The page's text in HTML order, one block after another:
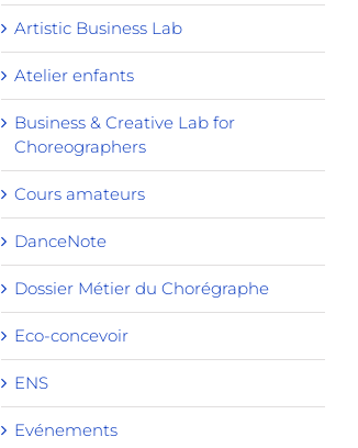
Artistic Business Lab
Atelier enfants
Business & Creative Lab for
Choreographers
Cours amateurs
DanceNote
Dossier Métier du Chorégraphe
Eco-concevoir
ENS
Evénements